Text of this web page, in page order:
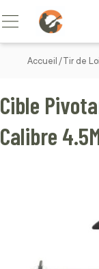
Allez au contenu
Basculer la navigation
Accueil Tir de
Cible
Calibre